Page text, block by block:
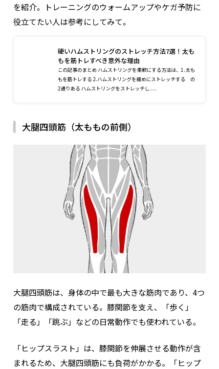
を紹介。トレーニングのウォームアップやケガ予防に
役立てたい人は参考にしてみて。
硬いハムストリングのストレッチ方法7選！太も
もを筋トレすべき意外な理由
この記事のまとめ ハムストリングを柔軟にする方法は、1.太も
もを筋トレする 2.ハムストリングを緩めにストレッチする の
2通りある ハムストリングをストレッチし.....
大腿四頭筋（太ももの前側）
大腿四頭筋は、身体の中で最も大きな筋肉であり、4つ
の筋肉で構成されている。膝関節を支え、「歩く」
「走る」「跳ぶ」などの日常動作でも使われている。
「ヒップスラスト」は、膝関節を伸展させる動作が含
まれるため、大腿四頭筋にも負荷がかかる。「ヒップ